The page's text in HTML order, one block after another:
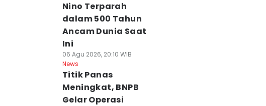
Nino Terparah
dalam 500 Tahun
Ancam Dunia Saat
Ini
06 Agu 2026, 20:10 WIB
News
Titik Panas
Meningkat, BNPB
Gelar Operasi